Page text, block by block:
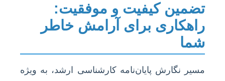
تضمین کیفیت و موفقیت:
راهکاری برای آرامش خاطر
شما
مسیر نگارش پایان‌نامه کارشناسی ارشد، به ویژه